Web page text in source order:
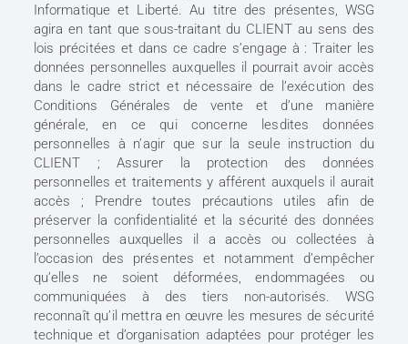
Informatique et Liberté. Au titre des présentes, WSG
agira en tant que sous-traitant du CLIENT au sens des
lois précitées et dans ce cadre s’engage à : Traiter les
données personnelles auxquelles il pourrait avoir accès
dans le cadre strict et nécessaire de l’exécution des
Conditions Générales de vente et d’une manière
générale, en ce qui concerne lesdites données
personnelles à n’agir que sur la seule instruction du
CLIENT ; Assurer la protection des données
personnelles et traitements y afférent auxquels il aurait
accès ; Prendre toutes précautions utiles afin de
préserver la confidentialité et la sécurité des données
personnelles auxquelles il a accès ou collectées à
l’occasion des présentes et notamment d’empêcher
qu’elles ne soient déformées, endommagées ou
communiquées à des tiers non-autorisés. WSG
reconnaît qu’il mettra en œuvre les mesures de sécurité
technique et d’organisation adaptées pour protéger les